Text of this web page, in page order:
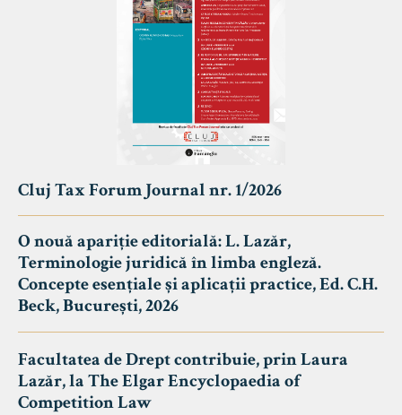
Cluj Tax Forum Journal nr. 1/2026
O nouă apariție editorială: L. Lazăr,
Terminologie juridică în limba engleză.
Concepte esențiale și aplicații practice, Ed. C.H.
Beck, București, 2026
Facultatea de Drept contribuie, prin Laura
Lazăr, la The Elgar Encyclopaedia of
Competition Law